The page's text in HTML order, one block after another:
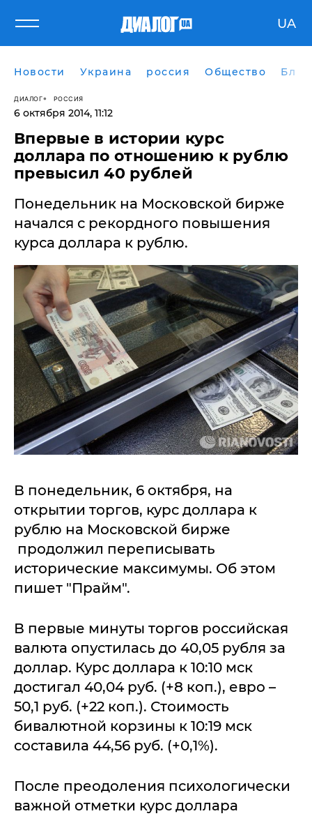
UA
Новости Украина россия Общество
ДИАЛОГ РОССИЯ
6 октября 2014, 11:12
Впервые в истории курс
доллара по отношению к рублю
превысил 40 рублей
Понедельник на Московской бирже
начался с рекордного повышения
курса доллара к рублю.
В понедельник, 6 октября, на
открытии торгов, курс доллара к
рублю на Московской бирже
продолжил переписывать
исторические максимумы. Об этом
пишет "Прайм".
В первые минуты торгов российская
валюта опустилась до 40,05 рубля за
доллар. Курс доллара к 10:10 мск
достигал 40,04 руб. (+8 коп.), евро –
50,1 руб. (+22 коп.). Стоимость
бивалютной корзины к 10:19 мск
составила 44,56 руб. (+0,1%).
После преодоления психологически
важной отметки курс доллара